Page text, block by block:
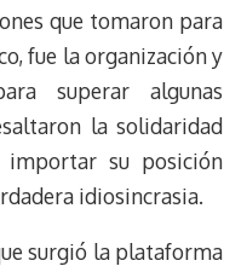
m
s
t
que tomaron para
fue la organización y
superar algunas
la solidaridad
importar su posición
idiosincrasia.
surgió la plataforma